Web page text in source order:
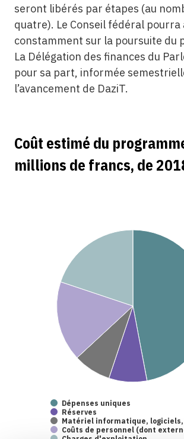
seront libérés par étapes (au
quatre). Le Conseil fédéral
constamment sur la poursuite du
La Délégation des finances du
pour sa part, informée
l’avancement de DaziT.
Coût estimé du
millions de francs, de
Dépenses uniques
Réserves
Matériel informatique,
Coûts de personnel (dont